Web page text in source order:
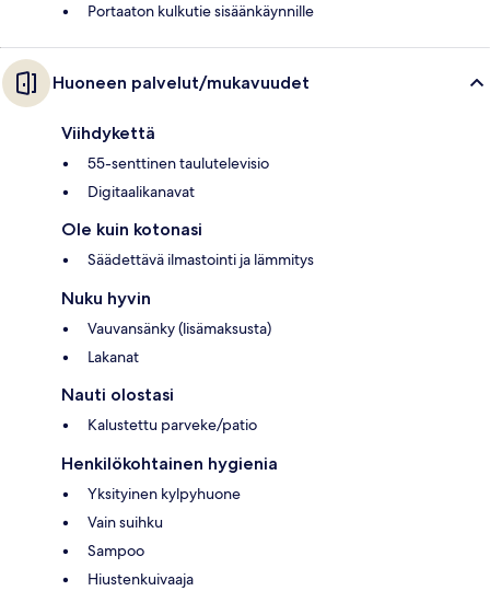
Portaaton kulkutie sisäänkäynnille
Huoneen palvelut/mukavuudet
Viihdykettä
55-senttinen taulutelevisio
Digitaalikanavat
Ole kuin kotonasi
Säädettävä ilmastointi ja lämmitys
Nuku hyvin
Vauvansänky (lisämaksusta)
Lakanat
Nauti olostasi
Kalustettu parveke/patio
Henkilökohtainen hygienia
Yksityinen kylpyhuone
Vain suihku
Sampoo
Hiustenkuivaaja